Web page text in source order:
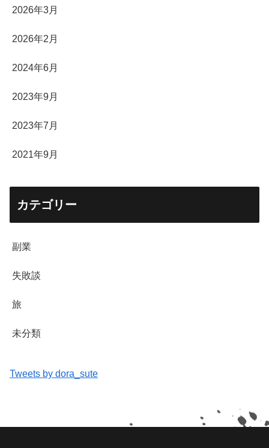
2026年3月
2026年2月
2024年6月
2023年9月
2023年7月
2021年9月
カテゴリー
副業
失敗談
旅
未分類
Tweets by dora_sute